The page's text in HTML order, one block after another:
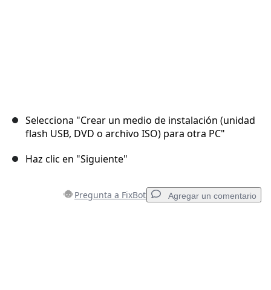
Selecciona "Crear un medio de instalación (unidad
flash USB, DVD o archivo ISO) para otra PC"
Haz clic en "Siguiente"
Pregunta a FixBot Agregar un comentario